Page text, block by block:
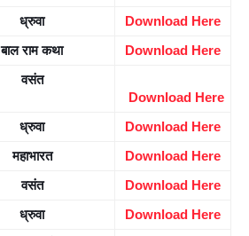
ध्रुवा Download Here
बाल राम कथा Download Here
वसंत
Download Here
ध्रुवा Download Here
महाभारत Download Here
वसंत Download Here
ध्रुवा Download Here